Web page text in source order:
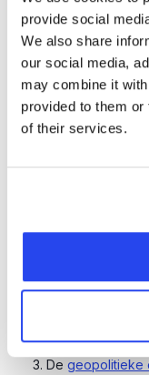
provide social
We also share
our social media,
may combine it
provided to them
of their services.
daarmee zijn rol als
vervullen.
Daarbij is er nog
geopolitieke onrust.
aantrekkelijker:
We weten niet
goed mogelijk
Die
investeerders
ze moeten
Degeopolitieke